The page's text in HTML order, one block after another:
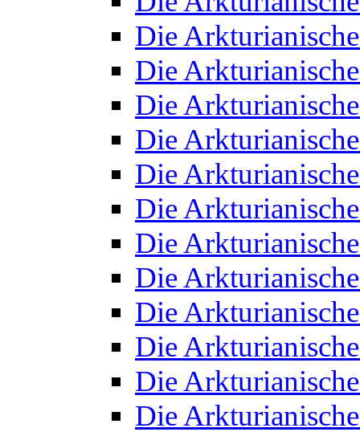
Die
Die
Die
Die
Die
Die
Die
Die
Die
Die
Die
Die